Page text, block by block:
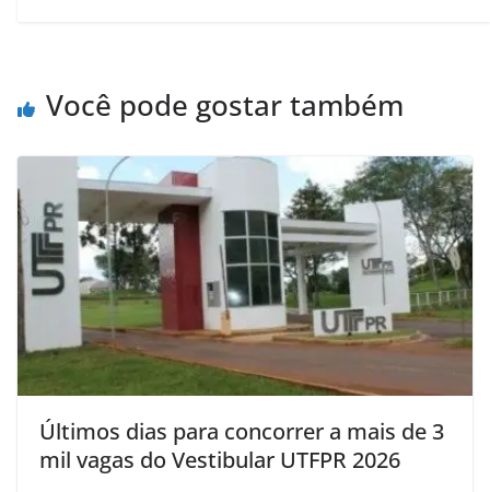
Você pode gostar também
Últimos dias para concorrer a mais de 3
mil vagas do Vestibular UTFPR 2026